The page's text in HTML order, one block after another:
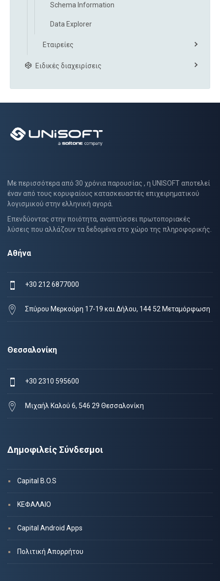
Schema Information
Data Explorer
Εταιρείες
Ειδικές διαχειρίσεις
Με περισσότερα από 30 χρόνια παρουσίας , η UNISOFT αποτελεί
έναν από τους κορυφαίους κατασκευαστές επιχειρηματικού
λογισμικού στην ελληνική αγορά.
Επενδύοντας στην ποιότητα, αναπτύσσει πρωτοποριακές
λύσεις που αλλάζουν τα δεδομένα στο χώρο της πληροφορικής.
Αθήνα
+30 212 6877000
Σπύρου Μερκούρη 17-19 και Δήλου, 144 52 Μεταμόρφωση
Θεσσαλονίκη
+30 2310 595600
Μιχαήλ Καλού 6, 546 29 Θεσσαλονίκη
Δημοφιλείς Σύνδεσμοι
Capital B.O.S
ΚΕΦΑΛΑΙΟ
Capital Android Apps
Πολιτική Απορρήτου